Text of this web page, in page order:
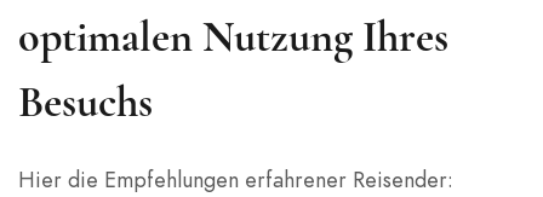
optimalen Nutzung Ihres
Besuchs
Hier die Empfehlungen erfahrener Reisender: